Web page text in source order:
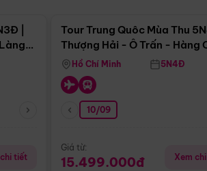
|
tiết
Tour Trung Quôc Mùa Thu
Thượng Hải - Ô Trấn - Hàng
(Tour Không Shopping)
Hồ Chí Minh 5N4Đ
10/09
Giá từ:
15.499.000đ Xem